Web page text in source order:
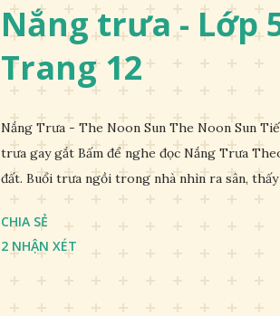
Nắng trưa - Lớp
Trang 12
Nắng Trưa - The Noon Sun The Noon Sun
trưa gay gắt Bấm để nghe đọc Nắng Trưa
đất. Buổi trưa ngồi trong nhà nhìn ra sân,
CHIA SẺ
2 NHẬN XÉT